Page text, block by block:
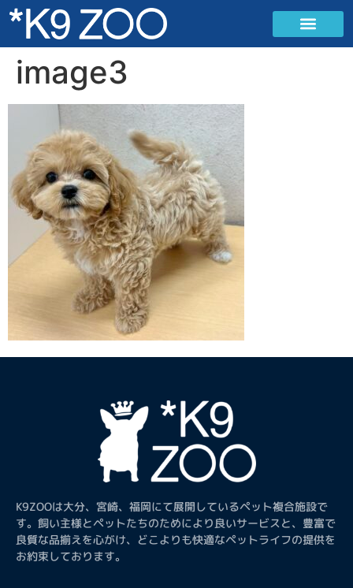
image3
K9ZOOは大分、宮崎、福岡にて展開しているペット複合施設で
す。飼い主様とペットたちのためにより良いサービスと、豊富で
良質な品揃えを心がけ、どこよりも快適なペットライフの提供を
お約束しております。